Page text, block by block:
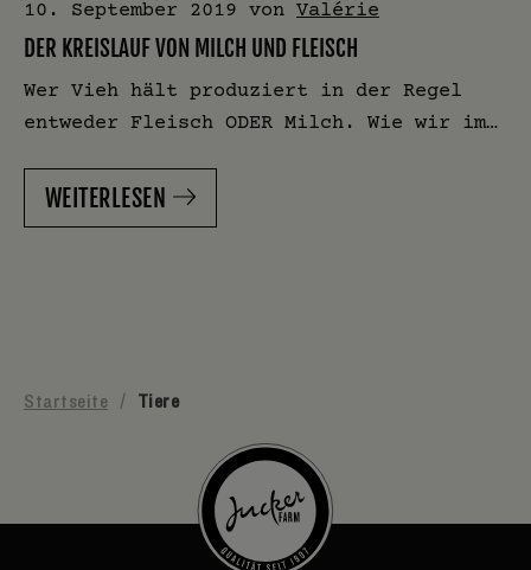
10. September 2019 von Valérie
DER KREISLAUF VON MILCH UND FLEISCH
Wer Vieh hält produziert in der Regel
entweder Fleisch ODER Milch. Wie wir im…
WEITERLESEN
Startseite / Tiere